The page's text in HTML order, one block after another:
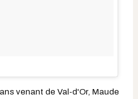
venant de Val-d'Or, Maude